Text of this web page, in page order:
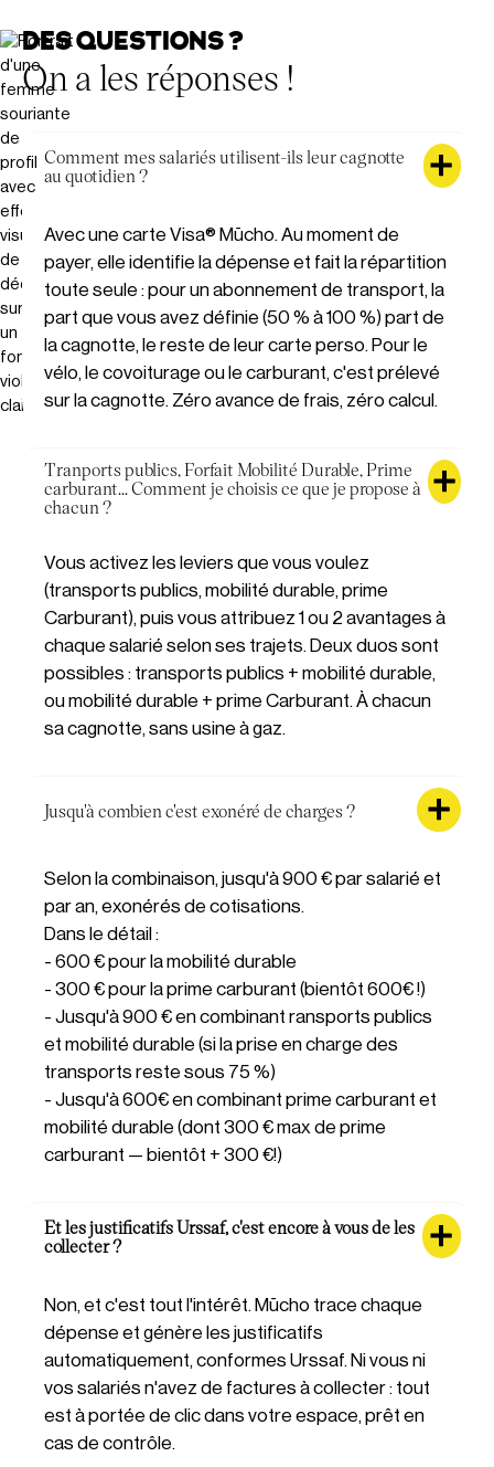
DES QUESTIONS ?
On a les réponses !
Comment mes salariés utilisent-ils leur cagnotte
au quotidien ?
Avec une carte Visa® Mūcho. Au moment de
payer, elle identifie la dépense et fait la répartition
toute seule : pour un abonnement de transport, la
part que vous avez définie (50 % à 100 %) part de
la cagnotte, le reste de leur carte perso. Pour le
vélo, le covoiturage ou le carburant, c'est prélevé
sur la cagnotte. Zéro avance de frais, zéro calcul.
Tranports publics, Forfait Mobilité Durable, Prime
carburant... Comment je choisis ce que je propose à
chacun ?
Vous activez les leviers que vous voulez
(transports publics, mobilité durable, prime
Carburant), puis vous attribuez 1 ou 2 avantages à
chaque salarié selon ses trajets. Deux duos sont
possibles : transports publics + mobilité durable,
ou mobilité durable + prime Carburant. À chacun
sa cagnotte, sans usine à gaz.
Jusqu'à combien c'est exonéré de charges ?
Selon la combinaison, jusqu'à 900 € par salarié et
par an, exonérés de cotisations.
Dans le détail :
- 600 € pour la mobilité durable
- 300 € pour la prime carburant (bientôt 600€ !)
- Jusqu'à 900 € en combinant ransports publics
et mobilité durable (si la prise en charge des
transports reste sous 75 %)
- Jusqu'à 600€ en combinant prime carburant et
mobilité durable (dont 300 € max de prime
carburant — bientôt + 300 €!)
Et les justificatifs Urssaf, c'est encore à vous de les
collecter ?
Non, et c'est tout l'intérêt. Mūcho trace chaque
dépense et génère les justificatifs
automatiquement, conformes Urssaf. Ni vous ni
vos salariés n'avez de factures à collecter : tout
est à portée de clic dans votre espace, prêt en
cas de contrôle.